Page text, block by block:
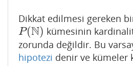
Dikkat edilmesi gereken
P(N)
P(N) kümesinin
zorunda değildir. Bu
hipotezi denir ve kümeler